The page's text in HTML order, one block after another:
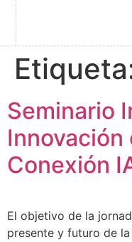
Seminario
Conexión
El objetivo de la
presente y futuro de